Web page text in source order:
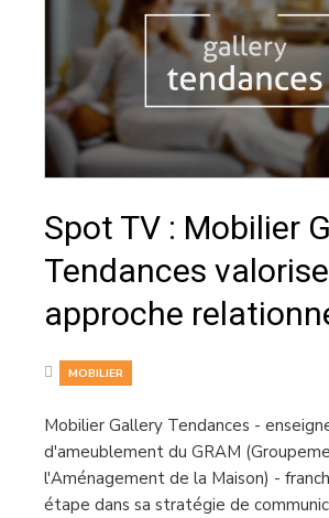
Spot TV : Mobilier
Tendances
approche
MOBILIER
Mobilier Gallery Tendances -
d'ameublement du GRAM
l'Aménagement de la Maison) -
étape dans sa stratégie de